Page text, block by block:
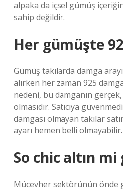
alpaka da içsel gümüş
sahip değildir.
Her gümüşte
Gümüş takılarda damga
alırken her zaman 925
nedeni, bu damganın
olmasıdır. Satıcıya
damgası olmayan takılar
ayarı hemen belli olmayabilir.
So chic altın
Mücevher sektörünün önde